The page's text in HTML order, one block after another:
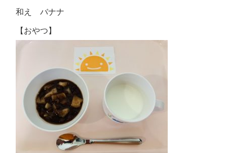
和え バナナ
【おやつ】